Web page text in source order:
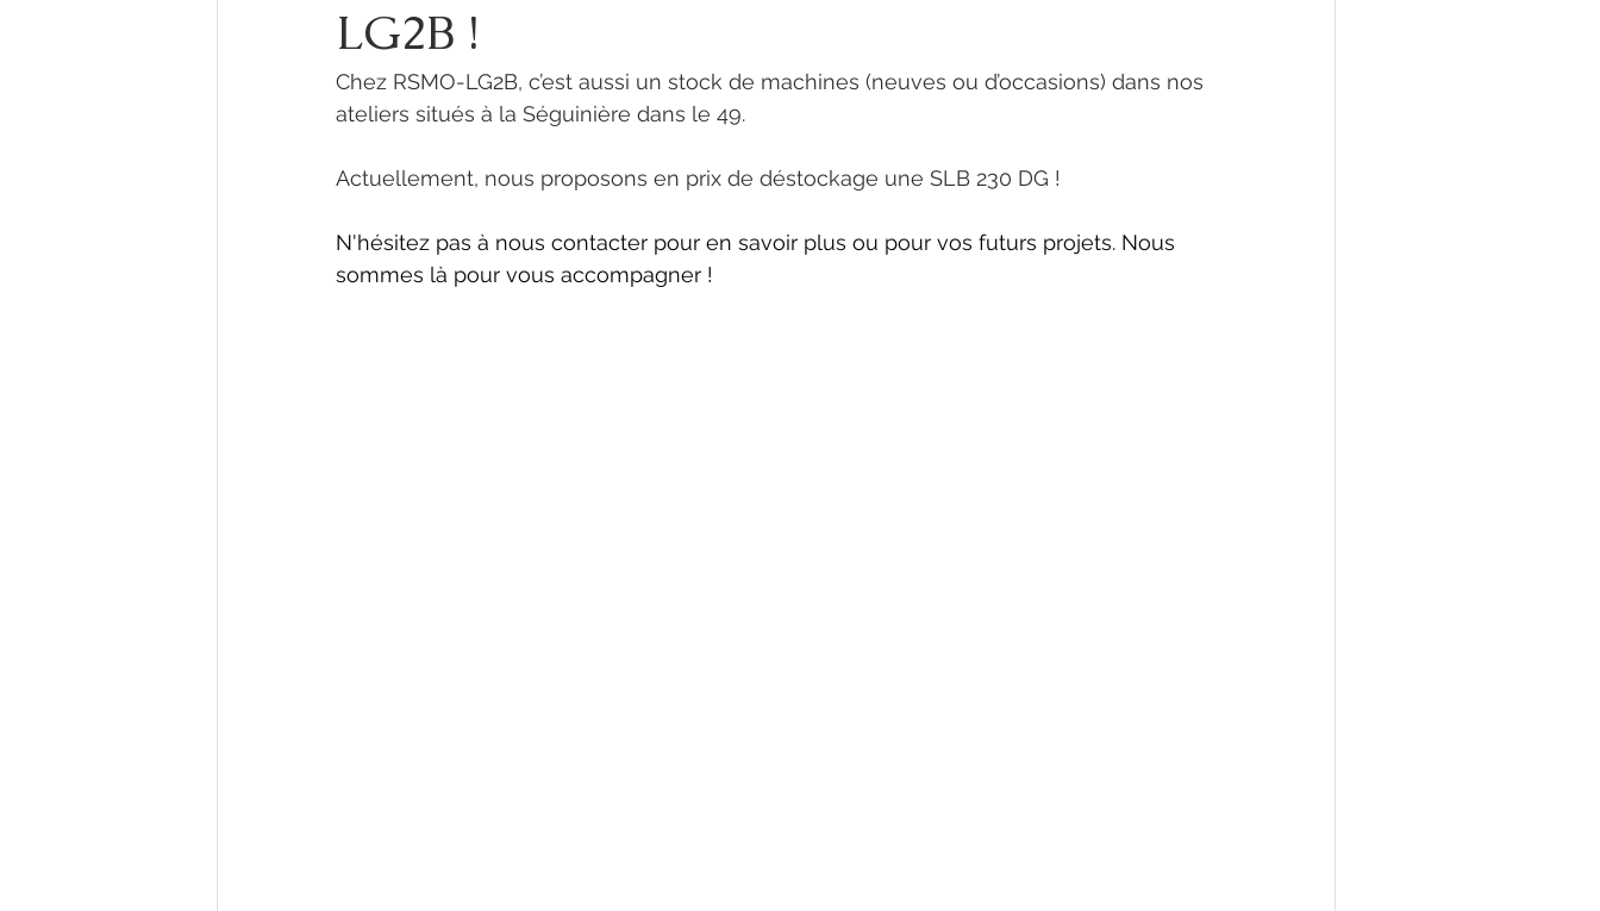
LG2B !
Chez RSMO-LG2B, c’est aussi un stock de machines (neuves ou d’occasions) dans nos
ateliers situés à la Séguinière dans le 49.
Actuellement, nous proposons en prix de déstockage une SLB 230 DG !
N'hésitez pas à nous contacter pour en savoir plus ou pour vos futurs projets. Nous
sommes là pour vous accompagner !